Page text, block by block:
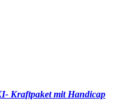
Kraftpaket mit Handicap